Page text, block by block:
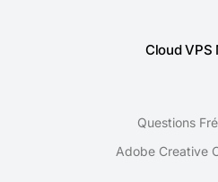
Cloud VPS
Questions
Adobe Creative